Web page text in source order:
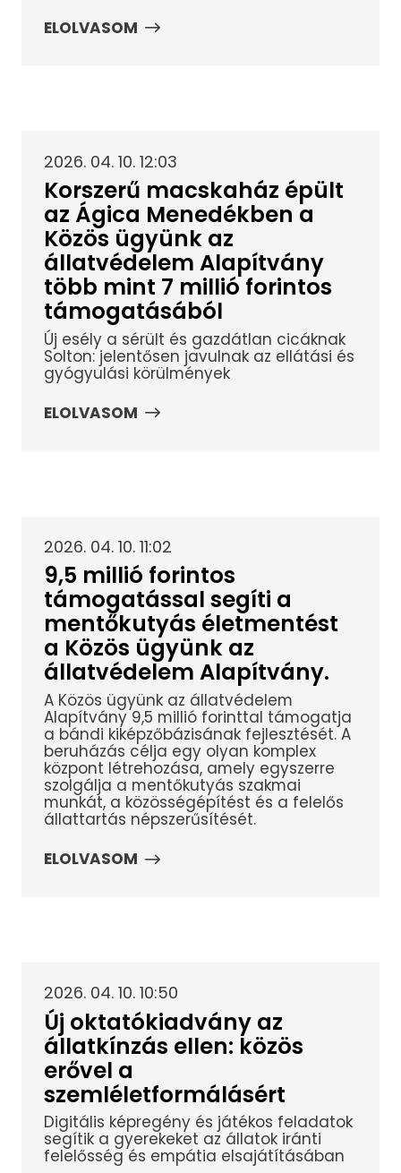
ELOLVASOM
2026. 04. 10. 12:03
Korszerű macskaház épült
az Ágica Menedékben a
Közös ügyünk az
állatvédelem Alapítvány
több mint 7 millió forintos
támogatásából
Új esély a sérült és gazdátlan cicáknak
Solton: jelentősen javulnak az ellátási és
gyógyulási körülmények
ELOLVASOM
2026. 04. 10. 11:02
9,5 millió forintos
támogatással segíti a
mentőkutyás életmentést
a Közös ügyünk az
állatvédelem Alapítvány.
A Közös ügyünk az állatvédelem
Alapítvány 9,5 millió forinttal támogatja
a bándi kiképzőbázisának fejlesztését. A
beruházás célja egy olyan komplex
központ létrehozása, amely egyszerre
szolgálja a mentőkutyás szakmai
munkát, a közösségépítést és a felelős
állattartás népszerűsítését.
ELOLVASOM
2026. 04. 10. 10:50
Új oktatókiadvány az
állatkínzás ellen: közös
erővel a
szemléletformálásért
Digitális képregény és játékos feladatok
segítik a gyerekeket az állatok iránti
felelősség és empátia elsajátításában